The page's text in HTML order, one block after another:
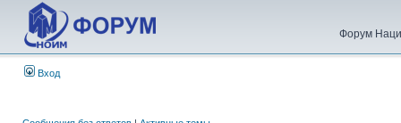
Форум
Вход